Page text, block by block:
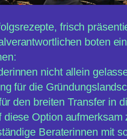
frisch
boten
nicht allein
für die
den breiten Transfer in
Option aufmerksam
Beraterinnen mit